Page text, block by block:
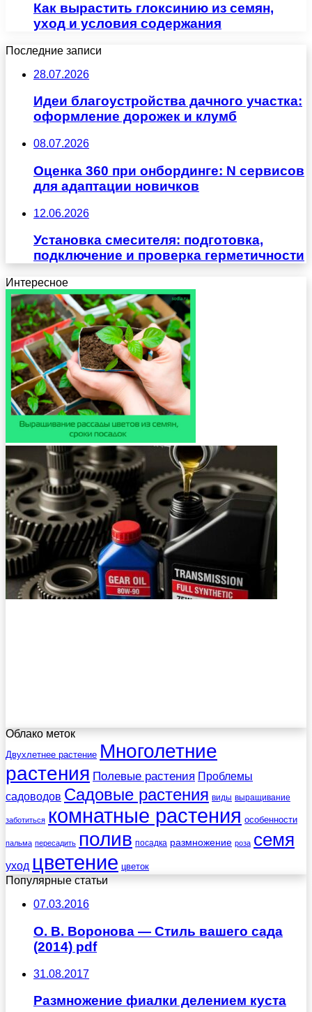
Как вырастить глоксинию из семян,
уход и условия содержания
Последние записи
28.07.2026
Идеи благоустройства дачного участка:
оформление дорожек и клумб
08.07.2026
Оценка 360 при онбординге: N сервисов
для адаптации новичков
12.06.2026
Установка смесителя: подготовка,
подключение и проверка герметичности
Интересное
Облако меток
Двухлетнее растение Многолетние
растения Полевые растения Проблемы
садоводов Садовые растения виды выращивание
заботиться комнатные растения особенности
пальма пересадить полив посадка размножение роза семя
уход цветение цветок
Популярные статьи
07.03.2016
О. В. Воронова — Стиль вашего сада
(2014) pdf
31.08.2017
Размножение фиалки делением куста